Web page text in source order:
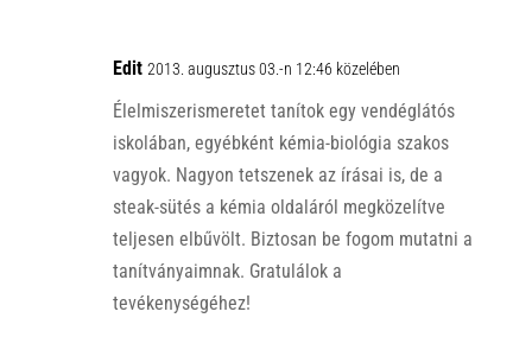
Edit 2013. augusztus 03.-n 12:46 közelében
Élelmiszerismeretet tanítok egy vendéglátós
iskolában, egyébként kémia-biológia szakos
vagyok. Nagyon tetszenek az írásai is, de a
steak-sütés a kémia oldaláról megközelítve
teljesen elbűvölt. Biztosan be fogom mutatni a
tanítványaimnak. Gratulálok a
tevékenységéhez!